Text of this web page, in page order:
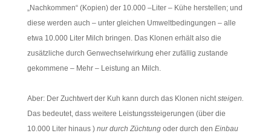
„Nachkommen“ (Kopien) der 10.000 –Liter – Kühe herstellen; und
diese werden auch – unter gleichen Umweltbedingungen – alle
etwa 10.000 Liter Milch bringen. Das Klonen erhält also die
zusätzliche durch Genwechselwirkung eher zufällig zustande
gekommene – Mehr – Leistung an Milch.
Aber: Der Zuchtwert der Kuh kann durch das Klonen nichtsteigen.
Das bedeutet, dass weitere Leistungssteigerungen (über die
10.000 Liter hinaus ) nur durch Züchtungoder durch den Einbau